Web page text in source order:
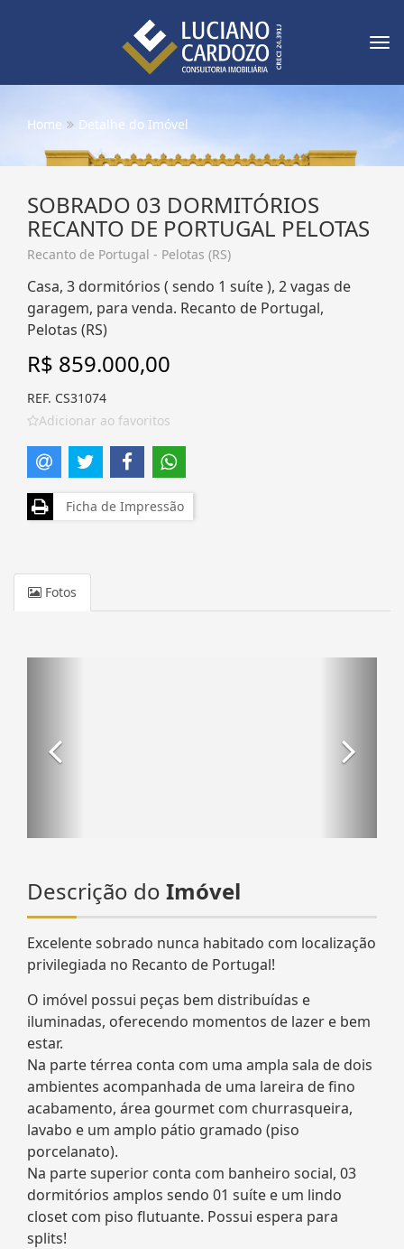
Home Detalhe do Imóvel
SOBRADO 03 DORMITÓRIOS
RECANTO DE PORTUGAL PELOTAS
Recanto de Portugal - Pelotas (RS)
Casa, 3 dormitórios ( sendo 1 suíte ), 2 vagas de
garagem, para venda. Recanto de Portugal,
Pelotas (RS)
R$ 859.000,00
REF. CS31074
Adicionar ao favoritos
Ficha de Impressão
Fotos
Descrição do Imóvel
Excelente sobrado nunca habitado com localização
privilegiada no Recanto de Portugal!
O imóvel possui peças bem distribuídas e
iluminadas, oferecendo momentos de lazer e bem
estar.
Na parte térrea conta com uma ampla sala de dois
ambientes acompanhada de uma lareira de fino
acabamento, área gourmet com churrasqueira,
lavabo e um amplo pátio gramado (piso
porcelanato).
Na parte superior conta com banheiro social, 03
dormitórios amplos sendo 01 suíte e um lindo
closet com piso flutuante. Possui espera para
splits!